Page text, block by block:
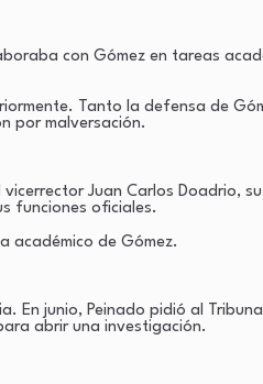
con Gómez en tareas
Tanto la defensa de
por malversación.
Juan Carlos Doadrio,
funciones oficiales.
académico de Gómez.
junio, Peinado pidió al
abrir una investigación.